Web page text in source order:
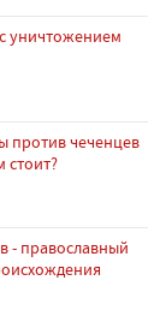
уничтожением
против чеченцев
стоит?
- православный